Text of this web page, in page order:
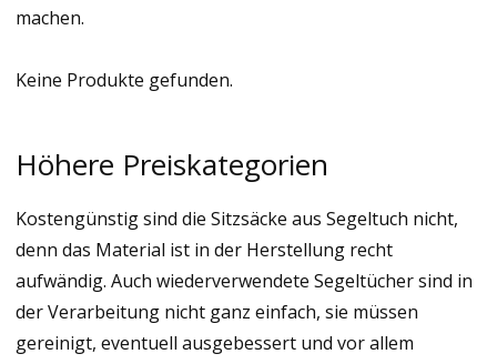
machen.
Keine Produkte gefunden.
Höhere Preiskategorien
Kostengünstig sind die Sitzsäcke aus Segeltuch nicht,
denn das Material ist in der Herstellung recht
aufwändig. Auch wiederverwendete Segeltücher sind in
der Verarbeitung nicht ganz einfach, sie müssen
gereinigt, eventuell ausgebessert und vor allem